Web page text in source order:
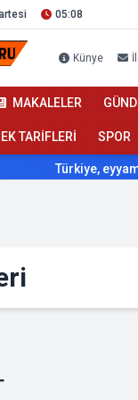
05:08
Künye
MAKALELER
TARİFLERİ SPOR
Türkiye, eyyam-ı